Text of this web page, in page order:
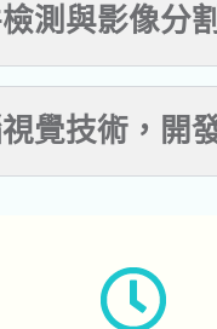
測與影像分
覺技術，開